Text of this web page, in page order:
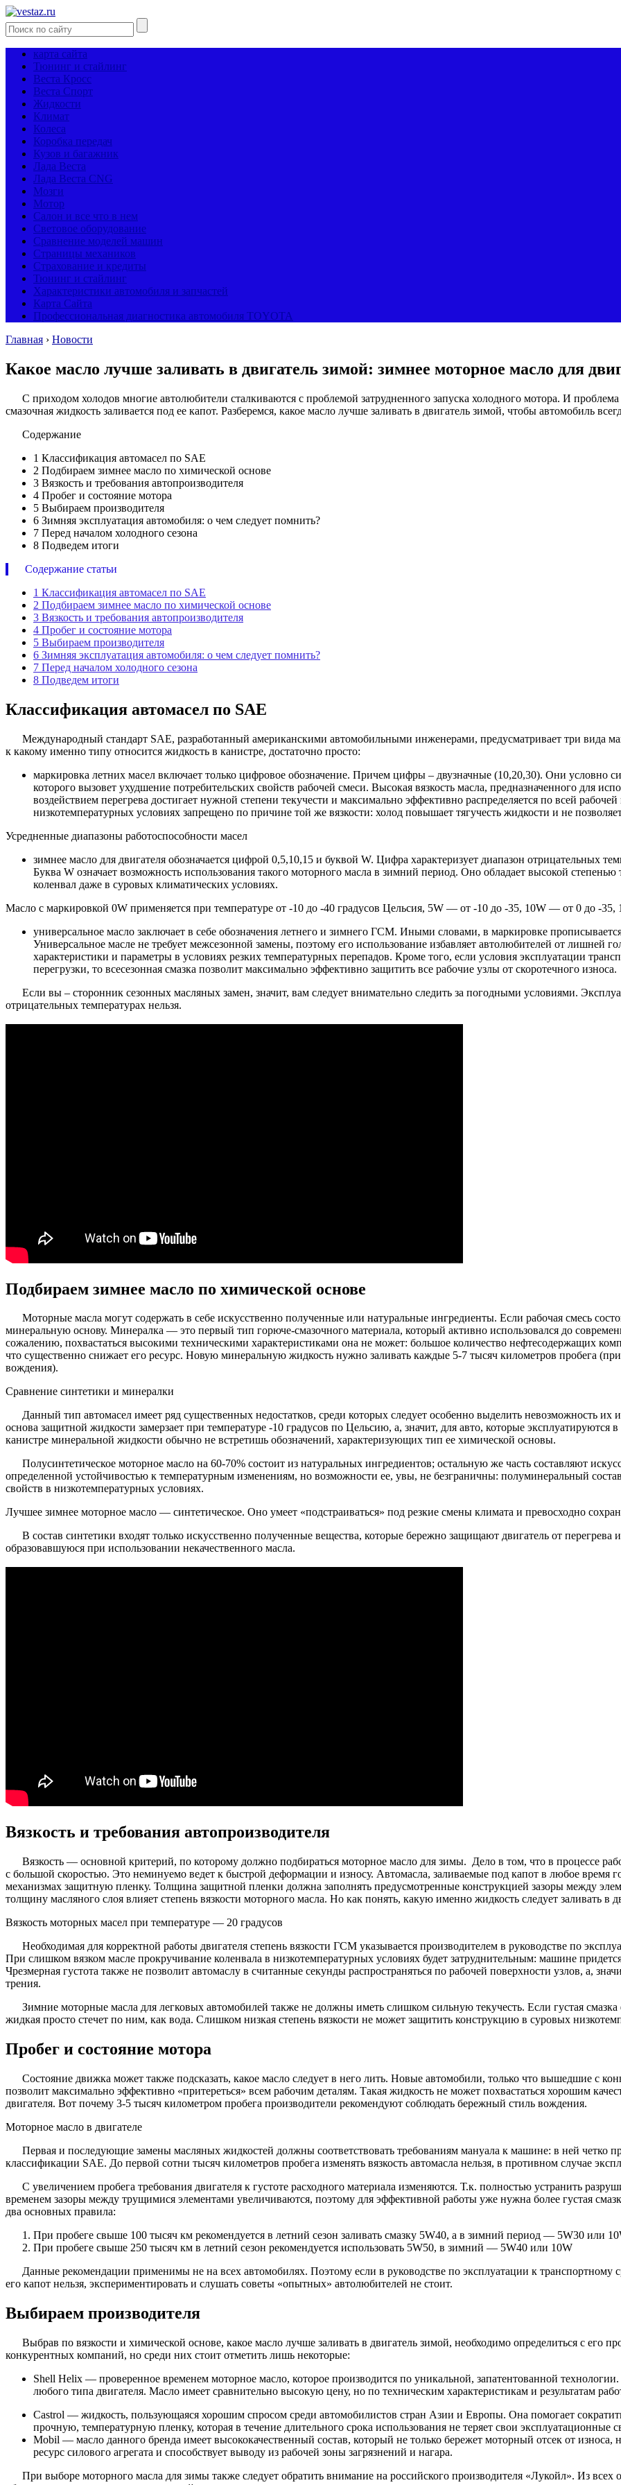
карта сайта
Тюнинг и стайлинг
Веста Кросс
Веста Спорт
Жидкости
Климат
Колеса
Коробка передач
Кузов и багажник
Лада Веста
Лада Веста CNG
Мозги
Мотор
Салон и все что в нем
Световое оборудование
Сравнение моделей машин
Страницы механиков
Страхование и кредиты
Тюнинг и стайлинг
Характеристики автомобиля и запчастей
Карта Сайта
Профессиональная диагностика автомобиля TOYOTA
Главная › Новости
Какое масло лучше заливать в двигатель зимой: зимнее моторное масло для
С приходом холодов многие автолюбители сталкиваются с проблемой затрудненного запуска холодного мотора. И
смазочная жидкость заливается под ее капот. Разберемся, какое масло лучше заливать в двигатель зимой, чтобы автомобиль
Содержание
1 Классификация автомасел по SAE
2 Подбираем зимнее масло по химической основе
3 Вязкость и требования автопроизводителя
4 Пробег и состояние мотора
5 Выбираем производителя
6 Зимняя эксплуатация автомобиля: о чем следует помнить?
7 Перед началом холодного сезона
8 Подведем итоги
Содержание статьи
1 Классификация автомасел по SAE
2 Подбираем зимнее масло по химической основе
3 Вязкость и требования автопроизводителя
4 Пробег и состояние мотора
5 Выбираем производителя
6 Зимняя эксплуатация автомобиля: о чем следует помнить?
7 Перед началом холодного сезона
8 Подведем итоги
Классификация автомасел по SAE
Международный стандарт SAE, разработанный американскими автомобильными инженерами, предусматривает три вида
к какому именно типу относится жидкость в канистре, достаточно просто:
маркировка летних масел включает только цифровое обозначение. Причем цифры – двузначные (10,20,30). Они условно
которого вызовет ухудшение потребительских свойств рабочей смеси. Высокая вязкость масла, предназначенного для
воздействием перегрева достигает нужной степени текучести и максимально эффективно распределяется по всей
низкотемпературных условиях запрещено по причине той же вязкости: холод повышает тягучесть жидкости и не
Усредненные диапазоны работоспособности масел
зимнее масло для двигателя обозначается цифрой 0,5,10,15 и буквой W. Цифра характеризует диапазон отрицательных
Буква W означает возможность использования такого моторного масла в зимний период. Оно обладает высокой степенью
коленвал даже в суровых климатических условиях.
Масло с маркировкой 0W применяется при температуре от -10 до -40 градусов Цельсия, 5W — от -10 до -35, 10W — от 0 до -
универсальное масло заключает в себе обозначения летнего и зимнего ГСМ. Иными словами, в маркировке
Универсальное масле не требует межсезонной замены, поэтому его использование избавляет автолюбителей от лишней
характеристики и параметры в условиях резких температурных перепадов. Кроме того, если условия эксплуатации
перегрузки, то всесезонная смазка позволит максимально эффективно защитить все рабочие узлы от скоротечного износа.
Если вы – сторонник сезонных масляных замен, значит, вам следует внимательно следить за погодными условиями.
отрицательных температурах нельзя.
Подбираем зимнее масло по химической основе
Моторные масла могут содержать в себе искусственно полученные или натуральные ингредиенты. Если рабочая смесь
минеральную основу. Минералка — это первый тип горюче-смазочного материала, который активно использовался до
сожалению, похвастаться высокими техническими характеристиками она не может: большое количество нефтесодержащих
что существенно снижает его ресурс. Новую минеральную жидкость нужно заливать каждые 5-7 тысяч километров пробега
вождения).
Сравнение синтетики и минералки
Данный тип автомасел имеет ряд существенных недостатков, среди которых следует особенно выделить невозможность их
основа защитной жидкости замерзает при температуре -10 градусов по Цельсию, а, значит, для авто, которые
канистре минеральной жидкости обычно не встретишь обозначений, характеризующих тип ее химической основы.
Полусинтетическое моторное масло на 60-70% состоит из натуральных ингредиентов; остальную же часть составляют
определенной устойчивостью к температурным изменениям, но возможности ее, увы, не безграничны: полуминеральный состав
свойств в низкотемпературных условиях.
Лучшее зимнее моторное масло — синтетическое. Оно умеет «подстраиваться» под резкие смены климата и превосходно
В состав синтетики входят только искусственно полученные вещества, которые бережно защищают двигатель от перегрева
образовавшуюся при использовании некачественного масла.
Вязкость и требования автопроизводителя
Вязкость — основной критерий, по которому должно подбираться моторное масло для зимы. Дело в том, что в процессе
с большой скоростью. Это неминуемо ведет к быстрой деформации и износу. Автомасла, заливаемые под капот в любое время
механизмах защитную пленку. Толщина защитной пленки должна заполнять предусмотренные конструкцией зазоры между
толщину масляного слоя влияет степень вязкости моторного масла. Но как понять, какую именно жидкость следует заливать в
Вязкость моторных масел при температуре — 20 градусов
Необходимая для корректной работы двигателя степень вязкости ГСМ указывается производителем в руководстве по
При слишком вязком масле прокручивание коленвала в низкотемпературных условиях будет затруднительным: машине
Чрезмерная густота также не позволит автомаслу в считанные секунды распространяться по рабочей поверхности узлов, а,
трения.
Зимние моторные масла для легковых автомобилей также не должны иметь слишком сильную текучесть. Если густая
жидкая просто стечет по ним, как вода. Слишком низкая степень вязкости не может защитить конструкцию в суровых
Пробег и состояние мотора
Состояние движка может также подсказать, какое масло следует в него лить. Новые автомобили, только что вышедшие с
позволит максимально эффективно «притереться» всем рабочим деталям. Такая жидкость не может похвастаться хорошим
двигателя. Вот почему 3-5 тысяч километром пробега производители рекомендуют соблюдать бережный стиль вождения.
Моторное масло в двигателе
Первая и последующие замены масляных жидкостей должны соответствовать требованиям мануала к машине: в ней четко
классификации SAE. До первой сотни тысяч километров пробега изменять вязкость автомасла нельзя, в противном случае
С увеличением пробега требования двигателя к густоте расходного материала изменяются. Т.к. полностью устранить
временем зазоры между трущимися элементами увеличиваются, поэтому для эффективной работы уже нужна более густая
два основных правила:
При пробеге свыше 100 тысяч км рекомендуется в летний сезон заливать смазку 5W40, а в зимний период — 5W30 или
При пробеге свыше 250 тысяч км в летний сезон рекомендуется использовать 5W50, в зимний — 5W40 или 10W
Данные рекомендации применимы не на всех автомобилях. Поэтому если в руководстве по эксплуатации к транспортному
его капот нельзя, экспериментировать и слушать советы «опытных» автолюбителей не стоит.
Выбираем производителя
Выбрав по вязкости и химической основе, какое масло лучше заливать в двигатель зимой, необходимо определиться с его
конкурентных компаний, но среди них стоит отметить лишь некоторые:
Shell Helix — проверенное временем моторное масло, которое производится по уникальной, запатентованной
любого типа двигателя. Масло имеет сравнительно высокую цену, но по техническим характеристикам и результатам
Castrol — жидкость, пользующаяся хорошим спросом среди автомобилистов стран Азии и Европы. Она помогает
прочную, температурную пленку, которая в течение длительного срока использования не теряет свои эксплуатационные
Mobil — масло данного бренда имеет высококачественный состав, который не только бережет моторный отсек от
ресурс силового агрегата и способствует выводу из рабочей зоны загрязнений и нагара.
При выборе моторного масла для зимы также следует обратить внимание на российского производителя «Лукойл». Из всех